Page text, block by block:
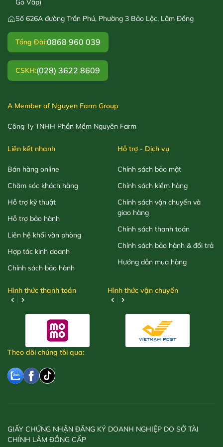
Gò Vấp)
Số 626A đường Trần Phú, Phường 3 Bảo Lộc, Lâm Đồng
Tổng Đài:0868 960 039
CSKH:(028) 3622 8609
A Member of Nguyen Farm Group
Công Ty TNHH Phần Mềm Nguyên Farm
Liên kết nhanh
Bán hàng online
Chăm sóc khách hàng
Hỗ trợ kỹ thuật
Hỗ trợ bảo hành
Liên hệ khối văn phòng
Hợp tác kinh doanh
Chính sách bảo hành
Hỗ trợ - Dịch vụ
Chính sách bảo mật
Chính sách kiểm hàng
Chính sách vận chuyển và
giao hàng
Chính sách thanh toán
Chính sách bảo hành & đổi trả
Hướng dẫn mua hàng
Hình thức thanh toán Hình thức vận chuyển
Theo dõi chúng tôi qua:
GIẤY CHỨNG NHẬN ĐĂNG KÝ DOANH NGHIỆP DO SỞ TÀI
CHÍNH LÂM ĐỒNG CẤP